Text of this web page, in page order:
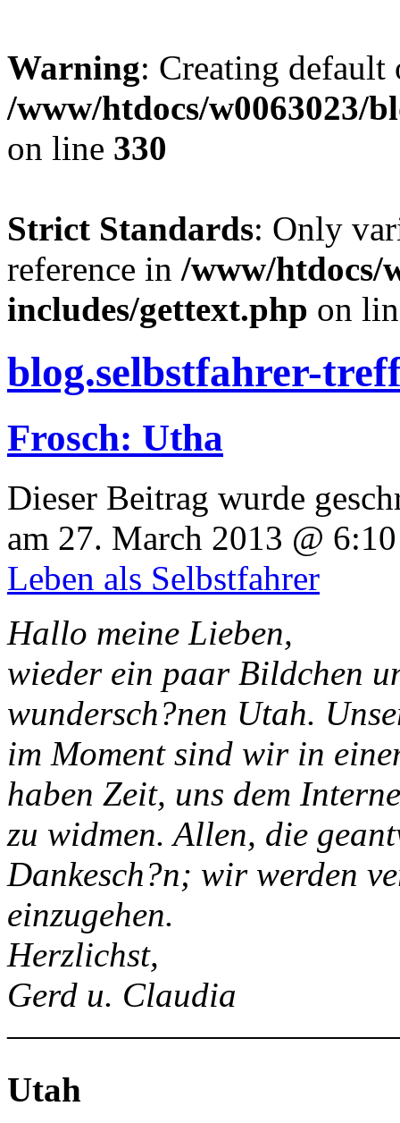
Warning: Creating
/www/htdocs/w0063023/
on line 330
Strict Standards: Only
reference in /www/htdocs/
includes/gettext.php on
blog.selbstfahrer-
Frosch: Utha
Dieser Beitrag wurde
am 27. March 2013 @
Leben als Selbstfahrer
Hallo meine Lieben,
wieder ein paar Bildchen
wundersch?nen Utah.
im Moment sind wir in
haben Zeit, uns dem
zu widmen. Allen, die
Dankesch?n; wir werden
einzugehen.
Herzlichst,
Gerd u. Claudia
Utah